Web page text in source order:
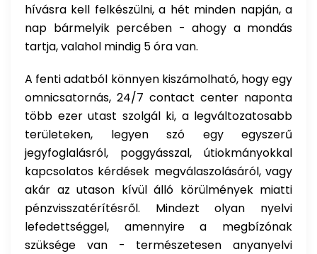
hívásra kell felkészülni, a hét minden napján, a
nap bármelyik percében - ahogy a mondás
tartja, valahol mindig 5 óra van.
A fenti adatból könnyen kiszámolható, hogy egy
omnicsatornás, 24/7 contact center naponta
több ezer utast szolgál ki, a legváltozatosabb
területeken, legyen szó egy egyszerű
jegyfoglalásról, poggyásszal, útiokmányokkal
kapcsolatos kérdések megválaszolásáról, vagy
akár az utason kívül álló körülmények miatti
pénzvisszatérítésről. Mindezt olyan nyelvi
lefedettséggel, amennyire a megbízónak
szüksége van - természetesen anyanyelvi